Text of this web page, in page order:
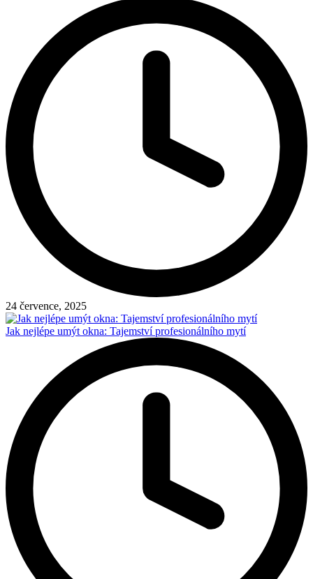
24 července, 2025
Jak nejlépe umýt okna: Tajemství profesionálního mytí